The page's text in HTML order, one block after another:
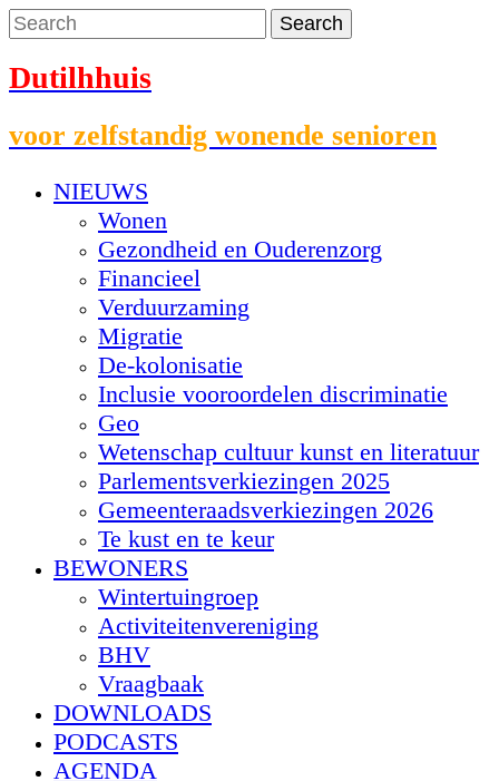
Dutilhhuis
voor zelfstandig wonende senioren
NIEUWS
Wonen
Gezondheid en Ouderenzorg
Financieel
Verduurzaming
Migratie
De-kolonisatie
Inclusie vooroordelen discriminatie
Geo
Wetenschap cultuur kunst en literatuur
Parlementsverkiezingen 2025
Gemeenteraadsverkiezingen 2026
Te kust en te keur
BEWONERS
Wintertuingroep
Activiteitenvereniging
BHV
Vraagbaak
DOWNLOADS
PODCASTS
AGENDA